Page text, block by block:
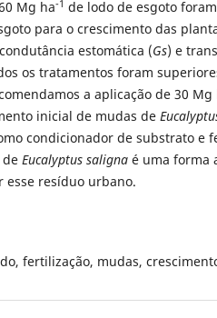
Mg ha-1 de lodo de esgoto
para o crescimento das
estomática (Gs) e
os tratamentos foram
a aplicação de 30 Mg
inicial de mudas de
condicionador de substrato e
Eucalyptus saligna é uma forma
esse resíduo urbano.
fertilização, mudas,